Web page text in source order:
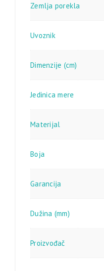
Zemlja porekla
Uvoznik
Dimenzije (cm)
Jedinica mere
Materijal
Boja
Garancija
Dužina (mm)
Proizvođač